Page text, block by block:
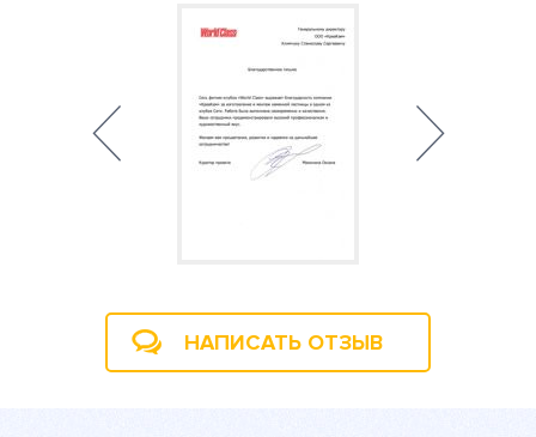
НАПИСАТЬ ОТЗЫВ